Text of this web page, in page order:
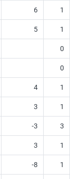
6 1
5 1
0
0
4 1
3 1
-3 3
3 1
-8 1